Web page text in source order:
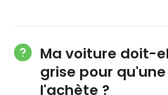
Ma voiture doit-
grise pour
l'achète ?